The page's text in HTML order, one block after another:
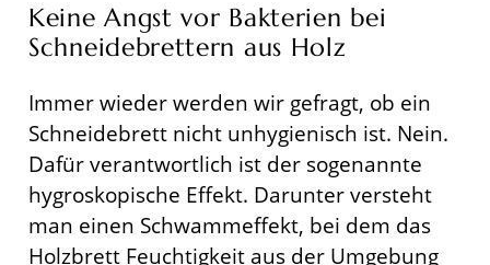
Keine Angst vor Bakterien bei
Schneidebrettern aus Holz
Immer wieder werden wir gefragt, ob ein
Schneidebrett nicht unhygienisch ist. Nein.
Dafür verantwortlich ist der sogenannte
hygroskopische Effekt. Darunter versteht
man einen Schwammeffekt, bei dem das
Holzbrett Feuchtigkeit aus der Umgebung